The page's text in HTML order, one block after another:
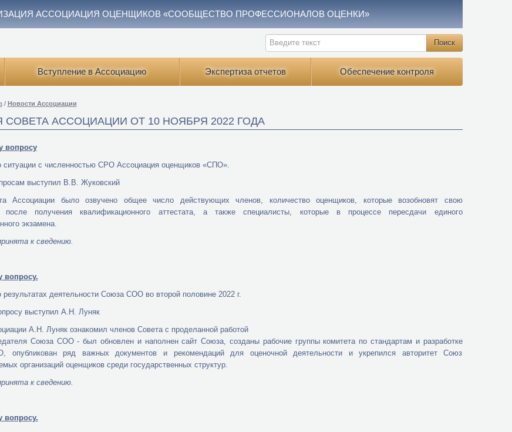
АССОЦИАЦИЯ ОЦЕНЩИКОВ «СООБЩЕСТВО ПРОФЕССИОНАЛОВ ОЦЕНКИ»
Вступление в Ассоциацию Экспертиза отчетов Обеспечение контроля
/ Новости Ассоциации
АССОЦИАЦИИ ОТ 10 НОЯБРЯ 2022 ГОДА
вопросу
ситуации с численностью СРО Ассоциация оценщиков «СПО».
выступил В.В. Жуковский
Ассоциации было озвучено общее число действующих членов, количество оценщиков, которые возобновят свою
после получения квалификационного аттестата, а также специалисты, которые в процессе пересдачи единого
экзамена.
к сведению.
вопросу.
деятельности Союза СОО во второй половине 2022 г.
выступил А.Н. Луняк
А.Н. Луняк ознакомил членов Совета с проделанной работой
Союза СОО - был обновлен и наполнен сайт Союза, созданы рабочие группы комитета по стандартам и разработке
опубликован ряд важных документов и рекомендаций для оценочной деятельности и укрепился авторитет Союз
организаций оценщиков среди государственных структур.
к сведению.
вопросу.